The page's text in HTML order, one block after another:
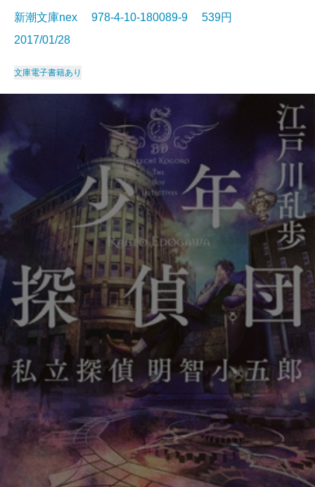
新潮文庫nex 978-4-10-180089-9 539円
2017/01/28
文庫電子書籍あり